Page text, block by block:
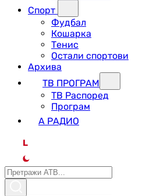
Спорт
Фудбал
Кошарка
Тенис
Остали спортови
Архива
ТВ ПРОГРАМ
ТВ Распоред
Програм
А РАДИО
L